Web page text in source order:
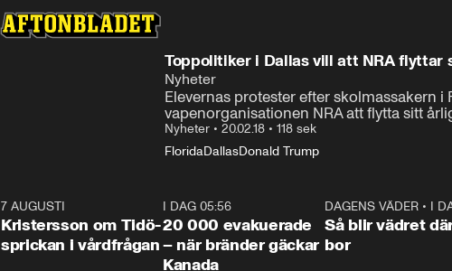
Toppolitiker i Dallas vill att NRA flyttar
Nyheter
Elevernas protester efter skolmassakern
vapenorganisationen NRA att flytta sitt
Nyheter • 20.02.18 • 118 sek
FloridaDallasDonald Trump
7 AUGUSTI
Kristersson om Tidö-
sprickan i vårdfrågan
I DAG 05:56
20 000 evakuerade
– när bränder gäckar
Kanada
DAGENS VÄDER • I
Så blir vädret
bor